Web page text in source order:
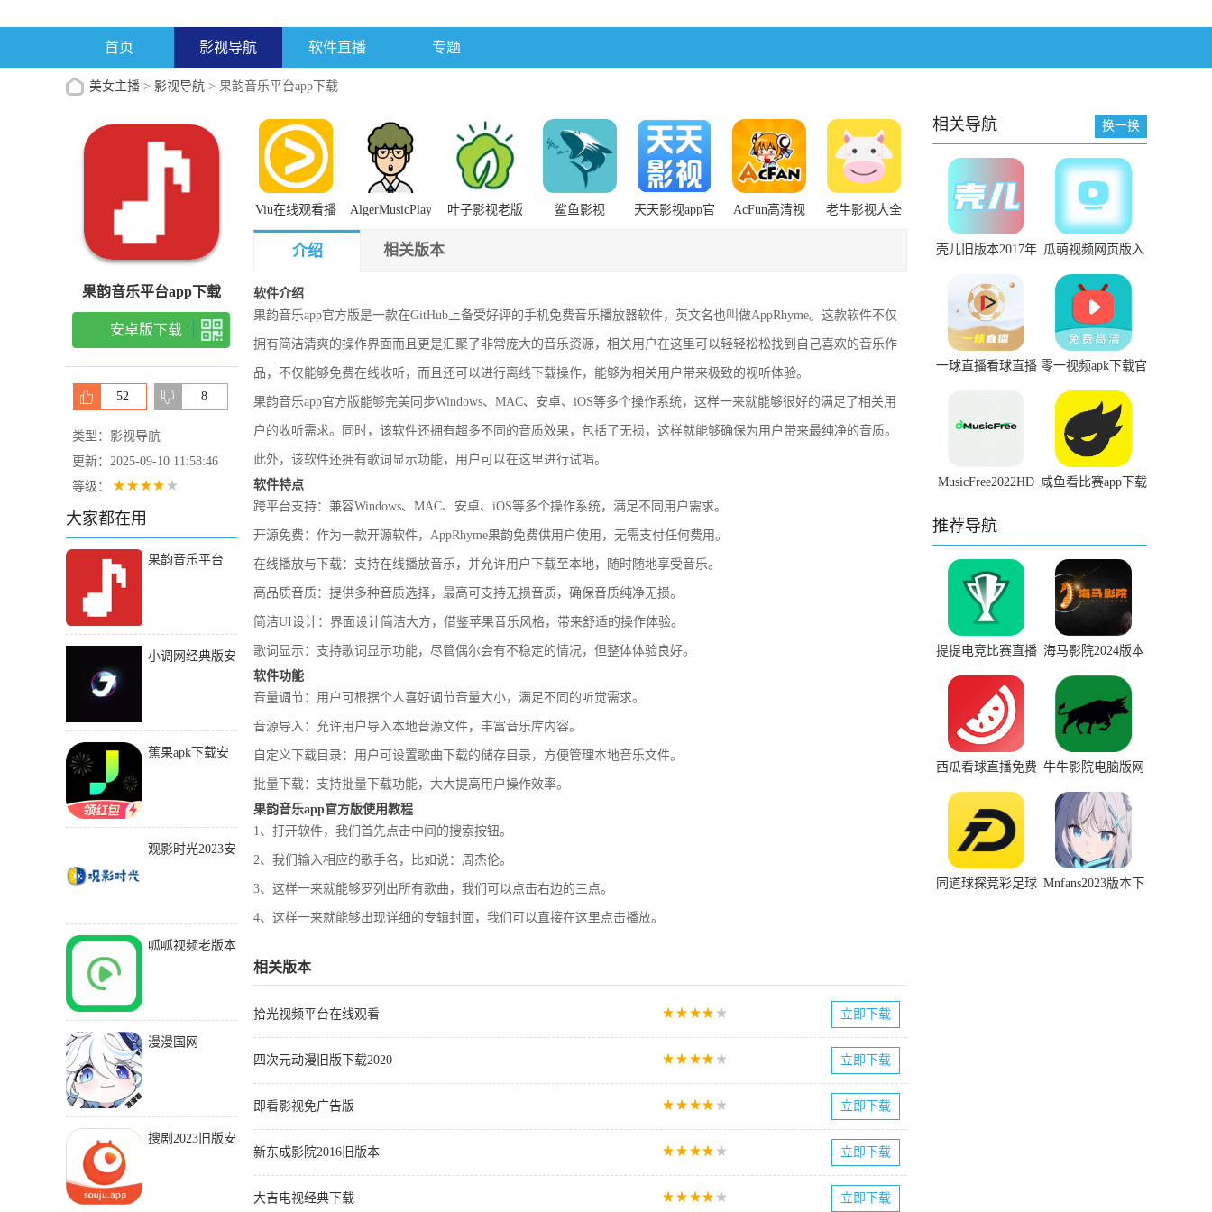
首页 影视导航 软件直播 专题
美女主播 > 影视导航 > 果韵音乐平台app下载
果韵音乐平台app下载
安卓版下载
52 8
类型：影视导航
更新：2025-09-10 11:58:46
等级：
大家都在用
果韵音乐平台
小调网经典版安
蕉果apk下载安
观影时光2023安
呱呱视频老版本
漫漫国网
搜剧2023旧版安
Viu在线观看播
放
AlgerMusicPlayerHDPD
平板最新版本
更新内容
叶子影视老版
鲨鱼影视
天天影视app官
AcFun高清视
老牛影视大全
介绍 相关版本
软件介绍
果韵音乐app官方版是一款在GitHub上备受好评的手机免费音乐播放器软件，英文名也叫做AppRhyme。这款软件不仅
拥有简洁清爽的操作界面而且更是汇聚了非常庞大的音乐资源，相关用户在这里可以轻轻松松找到自己喜欢的音乐作
品，不仅能够免费在线收听，而且还可以进行离线下载操作，能够为相关用户带来极致的视听体验。
果韵音乐app官方版能够完美同步Windows、MAC、安卓、iOS等多个操作系统，这样一来就能够很好的满足了相关用
户的收听需求。同时，该软件还拥有超多不同的音质效果，包括了无损，这样就能够确保为用户带来最纯净的音质。
此外，该软件还拥有歌词显示功能，用户可以在这里进行试唱。
软件特点
跨平台支持：兼容Windows、MAC、安卓、iOS等多个操作系统，满足不同用户需求。
开源免费：作为一款开源软件，AppRhyme果韵免费供用户使用，无需支付任何费用。
在线播放与下载：支持在线播放音乐，并允许用户下载至本地，随时随地享受音乐。
高品质音质：提供多种音质选择，最高可支持无损音质，确保音质纯净无损。
简洁UI设计：界面设计简洁大方，借鉴苹果音乐风格，带来舒适的操作体验。
歌词显示：支持歌词显示功能，尽管偶尔会有不稳定的情况，但整体体验良好。
软件功能
音量调节：用户可根据个人喜好调节音量大小，满足不同的听觉需求。
音源导入：允许用户导入本地音源文件，丰富音乐库内容。
自定义下载目录：用户可设置歌曲下载的储存目录，方便管理本地音乐文件。
批量下载：支持批量下载功能，大大提高用户操作效率。
果韵音乐app官方版使用教程
1、打开软件，我们首先点击中间的搜索按钮。
2、我们输入相应的歌手名，比如说：周杰伦。
3、这样一来就能够罗列出所有歌曲，我们可以点击右边的三点。
4、这样一来就能够出现详细的专辑封面，我们可以直接在这里点击播放。
相关版本
拾光视频平台在线观看 立即下载
四次元动漫旧版下载2020 立即下载
即看影视免广告版 立即下载
新东成影院2016旧版本 立即下载
大吉电视经典下载 立即下载
相关导航 换一换
壳儿旧版本2017年 瓜萌视频网页版入
口在线观看
一球直播看球直播 零一视频apk下载官
网
MusicFree2022HD 咸鱼看比赛app下载
推荐导航
提提电竞比赛直播
app下载官网最新版
安卓
海马影院2024版本
下载
西瓜看球直播免费
观看下载软件
牛牛影院电脑版网
页版
同道球探竞彩足球 Mnfans2023版本下